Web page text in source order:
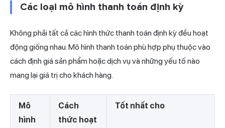
Các loại mô hình thanh toán định kỳ
Không phải tất cả các hình thức thanh toán định kỳ đều hoạt
động giống nhau. Mô hình thanh toán phù hợp phụ thuộc vào
cách định giá sản phẩm hoặc dịch vụ và những yếu tố nào
mang lại giá trị cho khách hàng.
Mô
hình
Cách
thức hoạt
Tốt nhất cho